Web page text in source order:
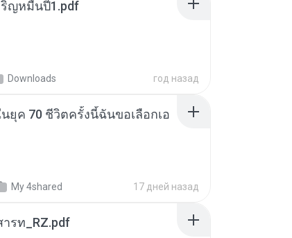
ริญหมื่นปี1.pdf
Downloads год назад
ยุค 70 ชีวิตครั้งนี้ฉันขอเลือกเอ
My 4shared 17 дней назад
รท_RZ.pdf